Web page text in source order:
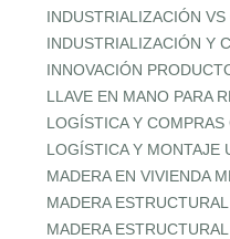
INDUSTRIALIZACIÓN VS
INDUSTRIALIZACIÓN Y
INNOVACIÓN
LLAVE EN MANO PARA
LOGÍSTICA Y COMPRAS
LOGÍSTICA Y MONTAJE
MADERA EN VIVIENDA
MADERA
MADERA